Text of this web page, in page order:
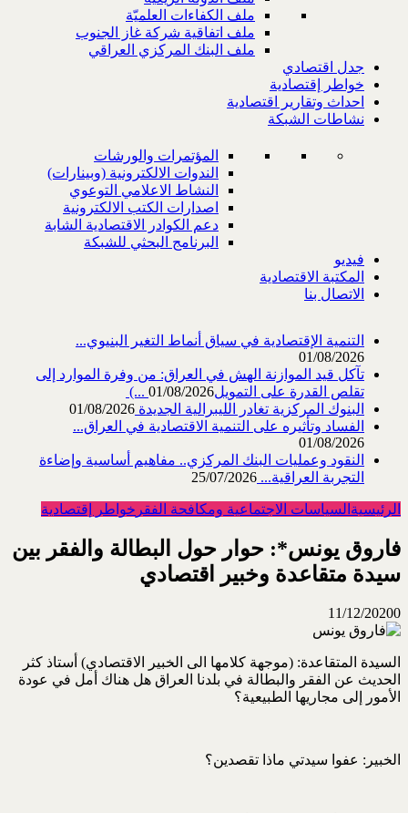
ملف الكفاءات العلميّة
ملف اتفاقية شركة غاز الجنوب
ملف البنك المركزي العراقي
جدل اقتصادي
خواطر إقتصادية
احداث وتقارير اقتصادية
نشاطات الشبكة
المؤتمرات والورشات
الندوات الالكترونية (وبينارات)
النشاط الاعلامي التوعوي
اصدارات الكتب الالكترونية
دعم الكوادر الاقتصادية الشابة
البرنامج البحثي للشبكة
فيديو
المكتبة الاقتصادية
الاتصال بنا
التنمية الإقتصادية في سياق أنماط التغير البنيوي...
01/08/2026
تآكل قيد الموازنة الهش في العراق: من وفرة الموارد إلى
تقلص القدرة على التمويل‎ (...01/08/2026
البنوك المركزية تغادر الليبرالية الجديدة 01/08/2026
الفساد وتأثيره على التنمية الاقتصادية في العراق...
01/08/2026
النقود وعمليات البنك المركزي.. مفاهيم أساسية وإضاءة
التجربة العراقية... 25/07/2026
الرئيسية السياسات الاجتماعية ومكافحة الفقر خواطر إقتصادية
فاروق يونس*: حوار حول البطالة والفقر بين
سيدة متقاعدة وخبير اقتصادي
11/12/20200
السيدة المتقاعدة: (موجهة كلامها الى الخبير الاقتصادي) أستاذ كثر
الحديث عن الفقر والبطالة في بلدنا العراق هل هناك أمل في عودة
الأمور إلى مجاريها الطبيعية؟
الخبير: عفوا سيدتي ماذا تقصدين؟